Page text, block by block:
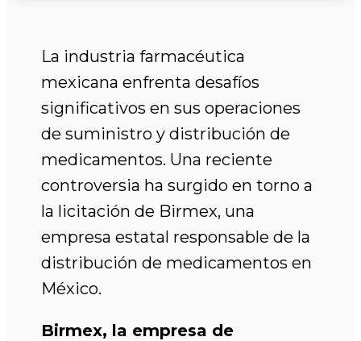
La industria farmacéutica
mexicana enfrenta desafíos
significativos en sus operaciones
de suministro y distribución de
medicamentos. Una reciente
controversia ha surgido en torno a
la licitación de Birmex, una
empresa estatal responsable de la
distribución de medicamentos en
México.
Birmex, la empresa de